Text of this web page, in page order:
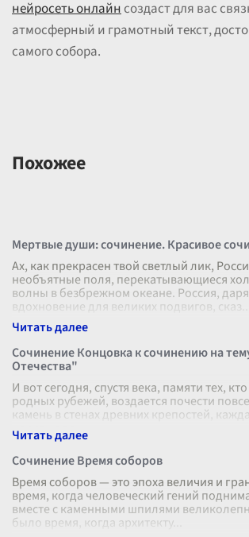
нейросеть онлайнсоздаст для вас
атмосферный и грамотный текст,
самого собора.
Похожее
Мертвые души: сочинение. Красивое
Ах, как прекрасен твой светлый лик,
необъятные поля, перекатывающиеся
волны в безбрежном океане. Россия,
вдохновение для великих подвигов, сказ
Сочинение Концовка к сочинению на
Отечества"
И вот сегодня, спустя века, памяти тех,
родных рубежей, воздается почести
камень в стенах древних крепостей,
носившая з
Сочинение Время соборов
Время соборов — это эпоха величия и
время, когда человеческий гений
вместе с каменными шпилями
было время, когда архитекту...